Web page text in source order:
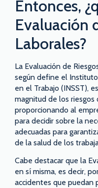
Entonces,
Evaluación
Laborales?
La Evaluación de
según define el
en el Trabajo (INSST),
magnitud de los
proporcionando al
para decidir sobre la
adecuadas para
de la salud de los
Cabe destacar que la
en sí misma, es decir,
accidentes que puedan